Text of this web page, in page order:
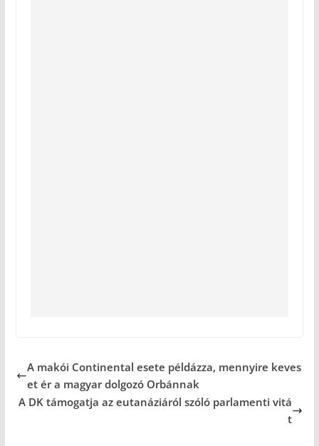
A makói Continental esete példázza, mennyire keves
et ér a magyar dolgozó Orbánnak
A DK támogatja az eutanáziáról szóló parlamenti vitá
t